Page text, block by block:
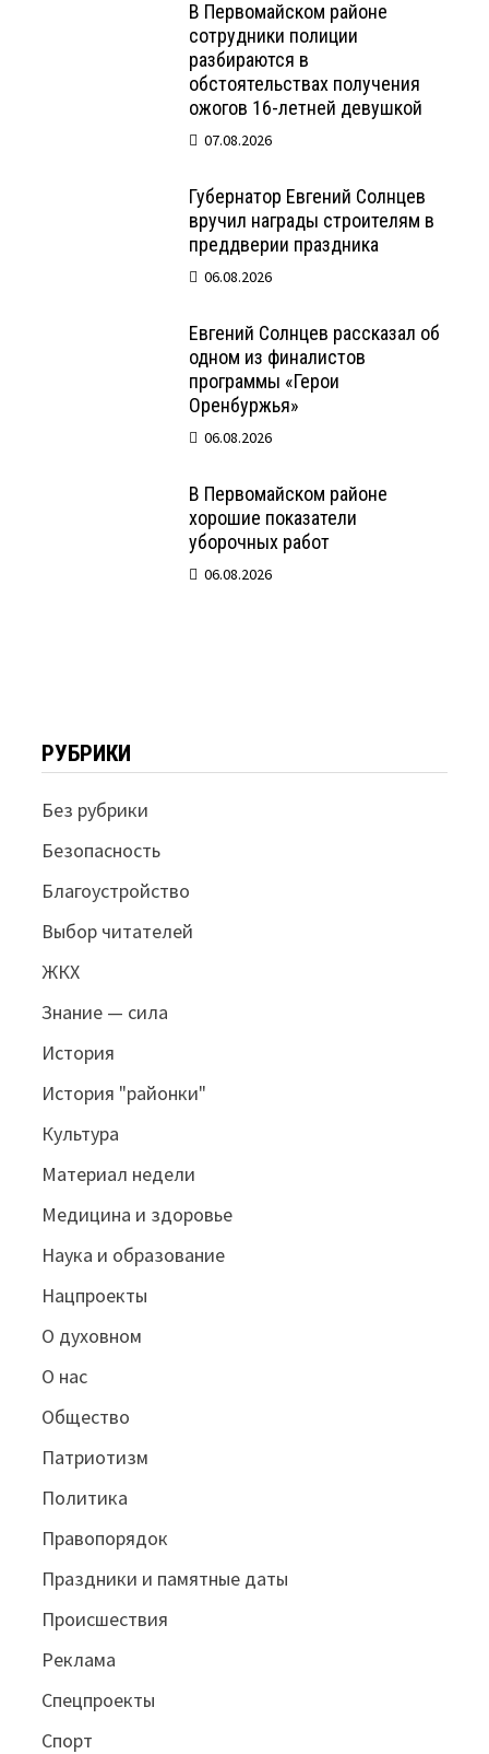
В Первомайском районе
сотрудники полиции
разбираются в
обстоятельствах получения
ожогов 16-летней девушкой
07.08.2026
Губернатор Евгений Солнцев
вручил награды строителям в
преддверии праздника
06.08.2026
Евгений Солнцев рассказал об
одном из финалистов
программы «Герои
Оренбуржья»
06.08.2026
В Первомайском районе
хорошие показатели
уборочных работ
06.08.2026
РУБРИКИ
Без рубрики
Безопасность
Благоустройство
Выбор читателей
ЖКХ
Знание — сила
История
История "районки"
Культура
Материал недели
Медицина и здоровье
Наука и образование
Нацпроекты
О духовном
О нас
Общество
Патриотизм
Политика
Правопорядок
Праздники и памятные даты
Происшествия
Реклама
Спецпроекты
Спорт